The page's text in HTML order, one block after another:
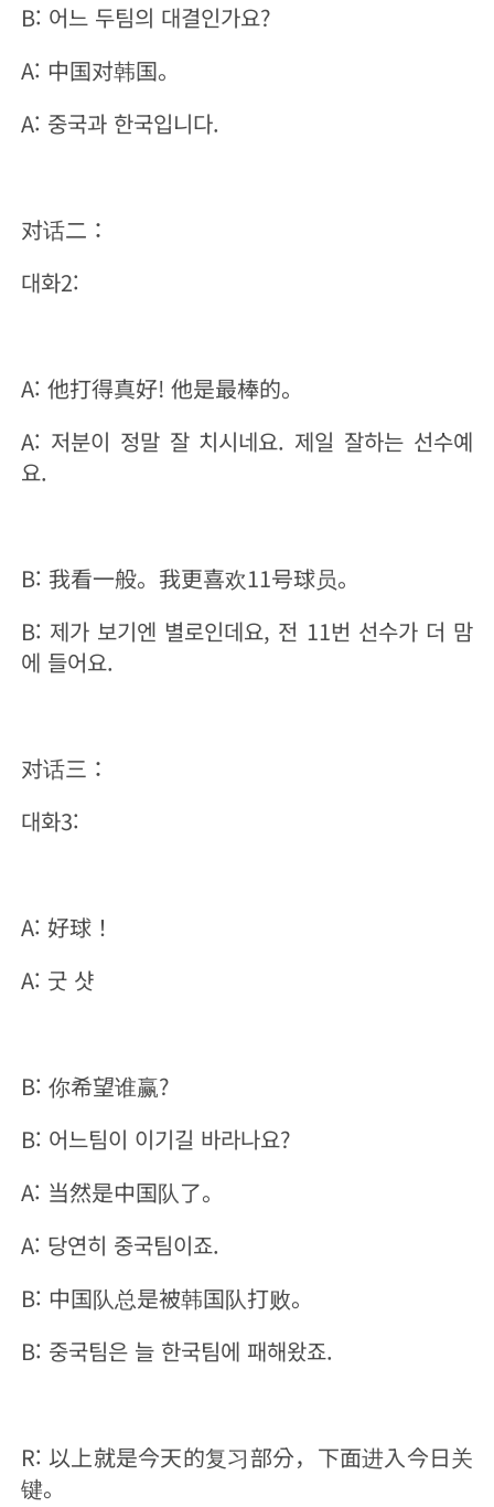
B: 어느 두팀의 대결인가요?
A: 中国对韩国。
A: 중국과 한국입니다.
对话二：
대화2:
A: 他打得真好! 他是最棒的。
A: 저분이 정말 잘 치시네요. 제일 잘하는 선수예
요.
B: 我看一般。我更喜欢11号球员。
B: 제가 보기엔 별로인데요, 전 11번 선수가 더 맘
에 들어요.
对话三：
대화3:
A: 好球！
A: 굿 샷
B: 你希望谁赢?
B: 어느팀이 이기길 바라나요?
A: 当然是中国队了。
A: 당연히 중국팀이죠.
B: 中国队总是被韩国队打败。
B: 중국팀은 늘 한국팀에 패해왔죠.
R: 以上就是今天的复习部分，下面进入今日关
键。